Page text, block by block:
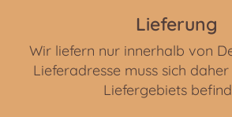
Lieferung
Wir liefern nur innerhalb von
Lieferadresse muss sich
Liefergebiets